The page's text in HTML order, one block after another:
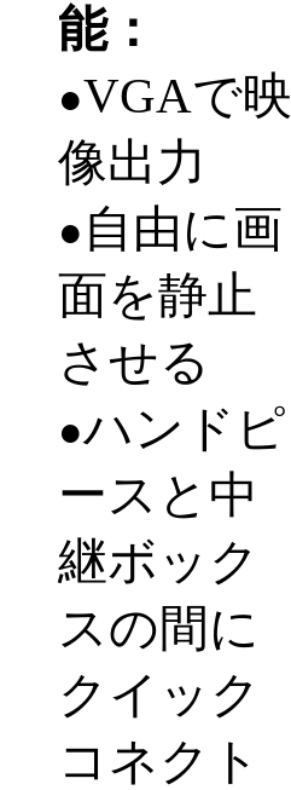
能：
●VGAで映
像出力
● 自由に画
面を静止
させる
●ハンドピ
ースと中
継ボック
スの間に
クイック
コネクト